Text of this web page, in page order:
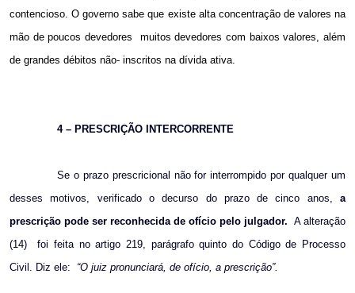
contencioso. O governo sabe que existe alta concentração de valores na
mão de poucos devedores
muitos devedores com baixos valores, além
de grandes débitos não- inscritos na dívida ativa.
4 – PRESCRIÇÃO INTERCORRENTE
Se o prazo prescricional não for interrompido por qualquer um
desses motivos, verificado o decurso do prazo de cinco anos, a
prescrição pode ser reconhecida de ofício pelo julgador. A alteração
(14)
foi feita no artigo 219, parágrafo quinto do Código de Processo
Civil. Diz ele:
“O juiz pronunciará, de ofício, a prescrição”.